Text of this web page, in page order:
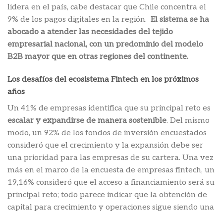
lidera en el país, cabe destacar que Chile concentra el
9% de los pagos digitales en la región. El sistema se ha
abocado a atender las necesidades del tejido
empresarial nacional, con un predominio del modelo
B2B mayor que en otras regiones del continente.
Los desafíos del ecosistema Fintech en los próximos
años
Un 41% de empresas identifica que su principal reto es
escalar y expandirse de manera sostenible. Del mismo
modo, un 92% de los fondos de inversión encuestados
consideró que el crecimiento y la expansión debe ser
una prioridad para las empresas de su cartera. Una vez
más en el marco de la encuesta de empresas fintech, un
19,16% consideró que el acceso a financiamiento será su
principal reto; todo parece indicar que la obtención de
capital para crecimiento y operaciones sigue siendo una